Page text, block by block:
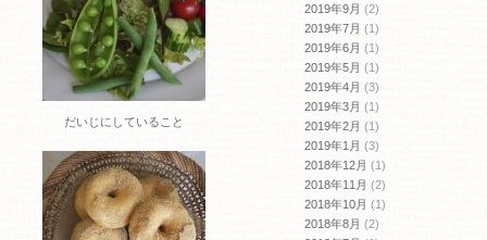
だいじにしていること
2019年9月 (2)
2019年7月 (1)
2019年6月 (1)
2019年5月 (1)
2019年4月 (3)
2019年3月 (1)
2019年2月 (1)
2019年1月 (3)
2018年12月 (1)
2018年11月 (2)
2018年10月 (1)
2018年8月 (2)